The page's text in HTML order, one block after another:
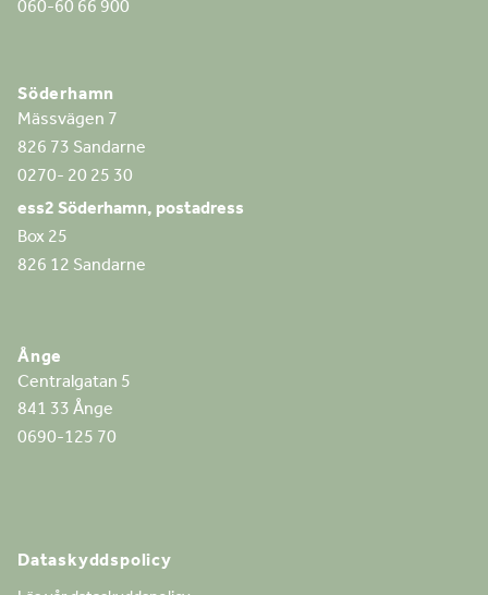
060-60 66 900
Söderhamn
Mässvägen 7
826 73 Sandarne
0270- 20 25 30
ess2 Söderhamn, postadress
Box 25
826 12 Sandarne
Ånge
Centralgatan 5
841 33 Ånge
0690-125 70
Dataskyddspolicy